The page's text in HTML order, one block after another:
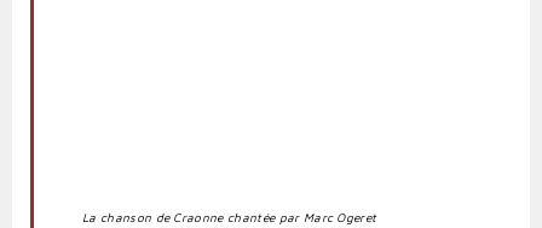
La chanson de Craonne chantée par Marc Ogeret